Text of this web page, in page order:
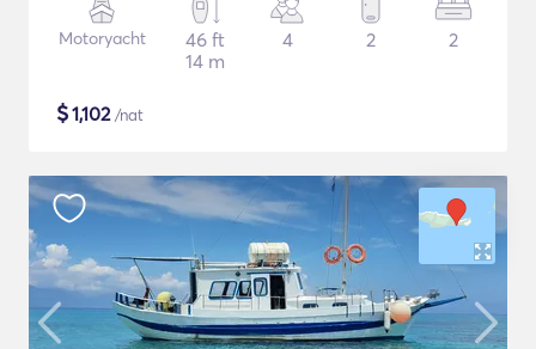
Motoryacht
46 ft
14 m
4 2 2
$1,102/nat